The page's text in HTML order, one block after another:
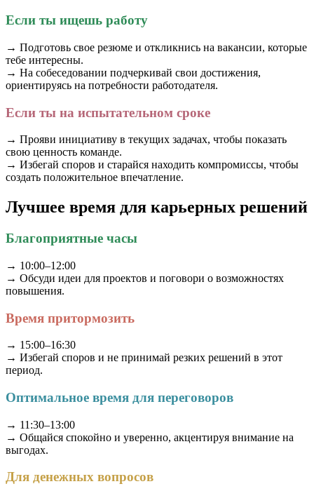
Если ты ищешь работу
→ Подготовь свое резюме и откликнись на вакансии, которые
тебе интересны.
→ На собеседовании подчеркивай свои достижения,
ориентируясь на потребности работодателя.
Если ты на испытательном сроке
→ Прояви инициативу в текущих задачах, чтобы показать
свою ценность команде.
→ Избегай споров и старайся находить компромиссы, чтобы
создать положительное впечатление.
Лучшее время для карьерных решений
Благоприятные часы
→ 10:00–12:00
→ Обсуди идеи для проектов и поговори о возможностях
повышения.
Время притормозить
→ 15:00–16:30
→ Избегай споров и не принимай резких решений в этот
период.
Оптимальное время для переговоров
→ 11:30–13:00
→ Общайся спокойно и уверенно, акцентируя внимание на
выгодах.
Для денежных вопросов